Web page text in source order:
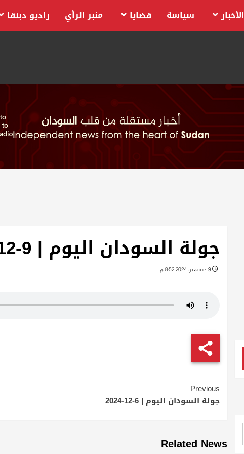
الأخبار سياسة قضايا منبر الرأي راديو دبنقا
جولة السودان اليوم | 9-12-2024
9 ديسمبر، 2024 8:52 م
Continue
Reading
Previous
جولة السودان اليوم | 6-12-2024
Related News